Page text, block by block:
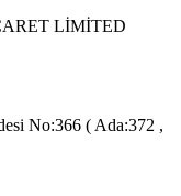
LİMİTED
No:366 ( Ada:372 ,